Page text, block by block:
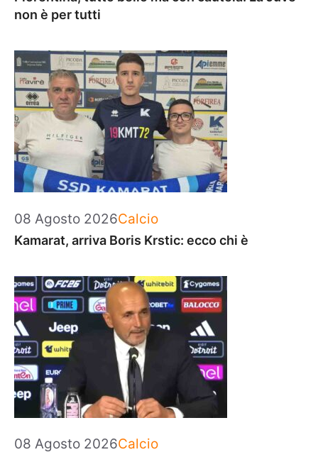
non è per tutti
08 Agosto 2026Categorie
Calcio
Kamarat, arriva Boris Krstic: ecco chi è
08 Agosto 2026Categorie
Calcio